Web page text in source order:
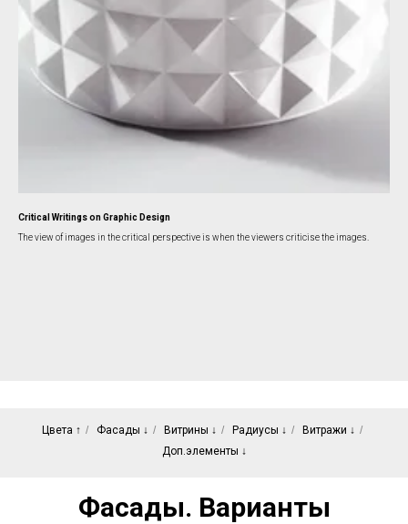
Critical Writings on Graphic Design
The view of images in the critical perspective is when the viewers criticise the images.
Цвета ↑ / Фасады ↓ / Витрины ↓ / Радиусы ↓ / Витражи ↓ /
Доп.элементы ↓
Фасады. Варианты